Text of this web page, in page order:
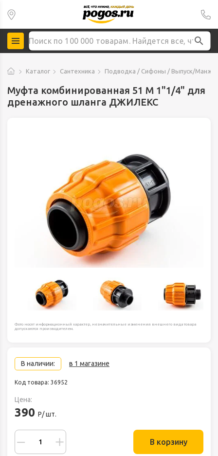
Каталог Сантехника Подводка / Сифоны / Выпуск/
Муфта комбинированная 51 M 1"1/4" для
дренажного шланга ДЖИЛЕКС
Фото носят информационный характер, незначительные изменения внешнего вида товара
допускаются производителем.
В наличии: в 1 магазине
Код товара: 36952
Цена:
390 Р/ шт.
В корзину